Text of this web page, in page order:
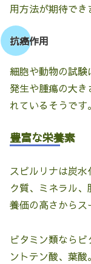
用方法が期待でき
抗癌作用
細胞や動物の試験
発生や腫瘍の大
れているそうです。
豊富な栄養素
スピルリナは炭
ク質、ミネラル、
養価の高さからス
ビタミン類なら
ントテン酸、葉